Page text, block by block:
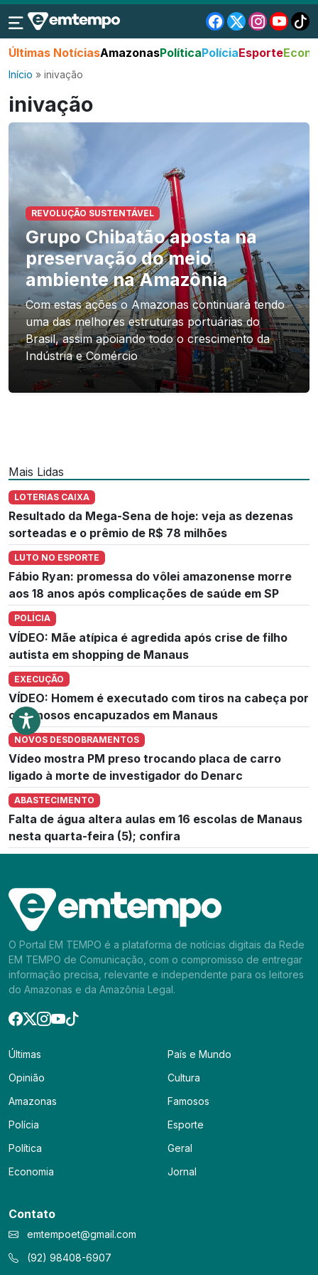
Últimas NotíciasAmazonasPolíticaPolíciaEsporte
Início » inivação
inivação
REVOLUÇÃO SUSTENTÁVEL
Grupo Chibatão aposta na
preservação do meio
ambiente na Amazônia
Com estas ações o Amazonas continuará tendo
uma das melhores estruturas portuárias do
Brasil, assim apoiando todo o crescimento da
Indústria e Comércio
Mais Lidas
LOTERIAS CAIXA
Resultado da Mega-Sena de hoje: veja as dezenas
sorteadas e o prêmio de R$ 78 milhões
LUTO NO ESPORTE
Fábio Ryan: promessa do vôlei amazonense morre
aos 18 anos após complicações de saúde em SP
POLÍCIA
VÍDEO: Mãe atípica é agredida após crise de filho
autista em shopping de Manaus
EXECUÇÃO
VÍDEO: Homem é executado com tiros na cabeça por
criminosos encapuzados em Manaus
NOVOS DESDOBRAMENTOS
Vídeo mostra PM preso trocando placa de carro
ligado à morte de investigador do Denarc
ABASTECIMENTO
Falta de água altera aulas em 16 escolas de Manaus
nesta quarta-feira (5); confira
O Portal EM TEMPO é a plataforma de notícias digitais da Rede
EM TEMPO de Comunicação, com o compromisso de entregar
informação precisa, relevante e independente para os leitores
do Amazonas e da Amazônia Legal.
Últimas
Opinião
Amazonas
Polícia
Política
Economia
País e Mundo
Cultura
Famosos
Esporte
Geral
Jornal
Contato
emtempoet@gmail.com
(92) 98408-6907